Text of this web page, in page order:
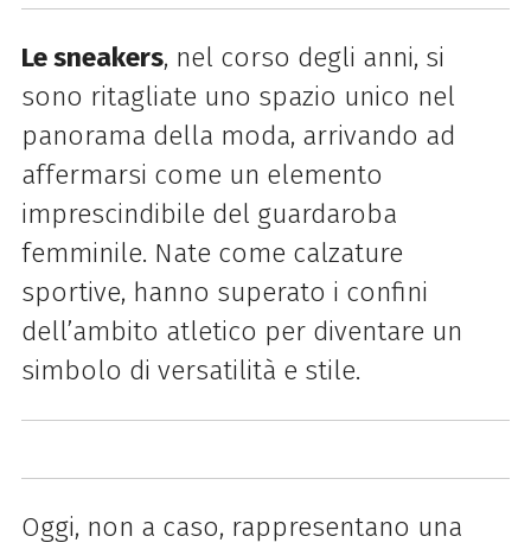
Le sneakers, nel corso degli anni, si
sono ritagliate uno spazio unico nel
panorama della moda, arrivando ad
affermarsi come un elemento
imprescindibile del guardaroba
femminile. Nate come calzature
sportive, hanno superato i confini
dell’ambito atletico per diventare un
simbolo di versatilità e stile.
Oggi, non a caso, rappresentano una